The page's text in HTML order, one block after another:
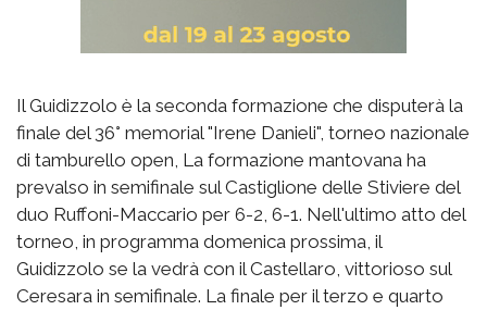
Il Guidizzolo è la seconda formazione che disputerà la
finale del 36° memorial "Irene Danieli", torneo nazionale
di tamburello open, La formazione mantovana ha
prevalso in semifinale sul Castiglione delle Stiviere del
duo Ruffoni-Maccario per 6-2, 6-1. Nell'ultimo atto del
torneo, in programma domenica prossima, il
Guidizzolo se la vedrà con il Castellaro, vittorioso sul
Ceresara in semifinale. La finale per il terzo e quarto